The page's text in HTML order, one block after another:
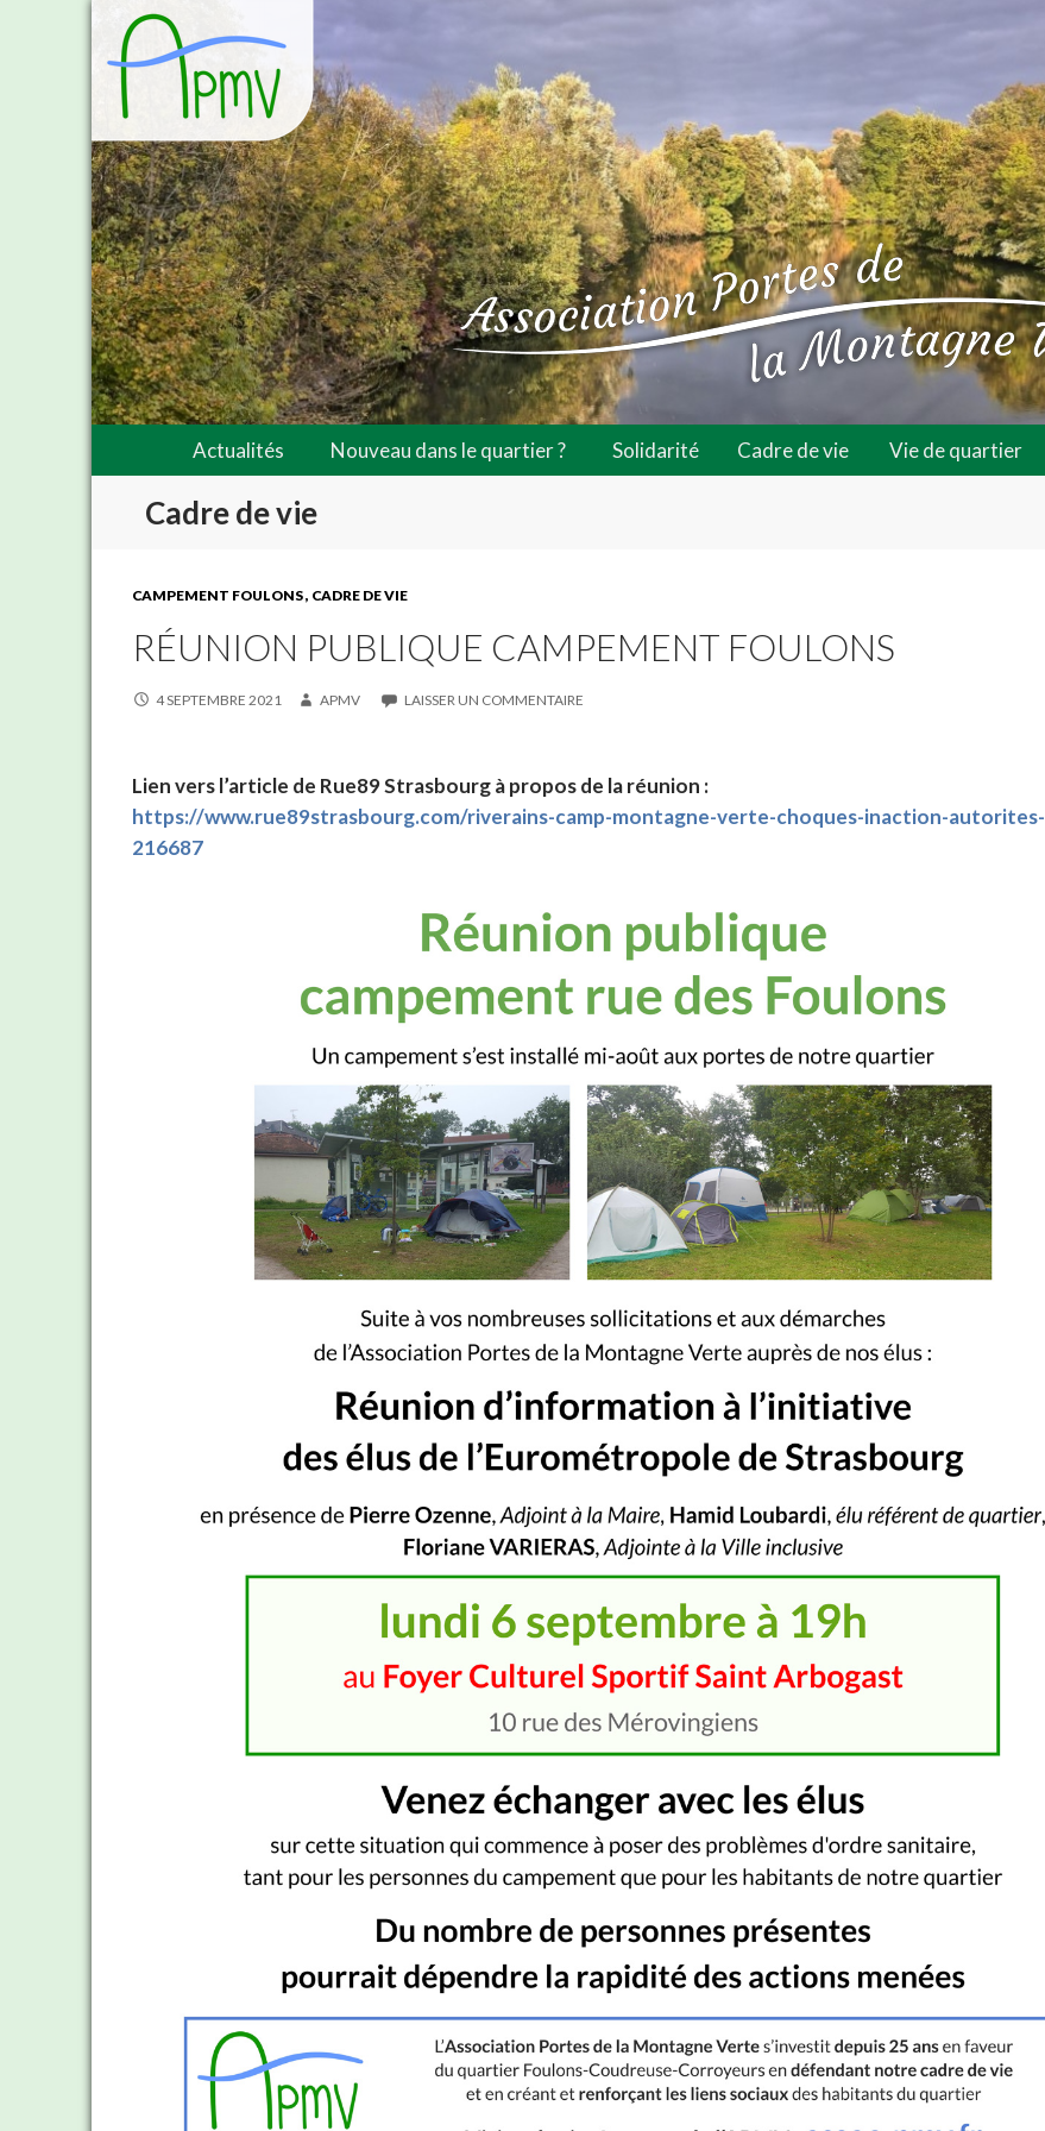
Actualités Nouveau dans le quartier ? Solidarité Cadre de vie Vie de quartier
Cadre de vie
CAMPEMENT FOULONS CADRE DE VIE
RÉUNION PUBLIQUE CAMPEMENT FOULONS
4 SEPTEMBRE 2021 APMV LAISSER UN COMMENTAIRE
Lien vers l’article de Rue89 Strasbourg à propos de la réunion :
https://www.rue89strasbourg.com/riverains-camp-montagne-verte-choques-inaction-autorites-
216687